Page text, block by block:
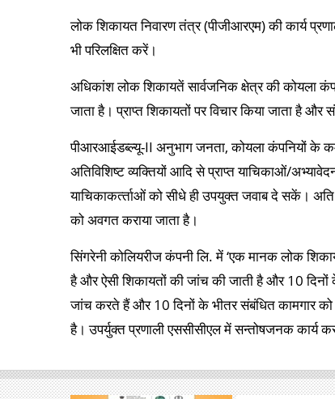
लोक शिकायत निवारण तंत्र (पीजीआरएम) की कार्य
भी परिलक्षित करें।
अधिकांश लोक शिकायतें सार्वजनिक क्षेत्र की कोयला
जाता है। प्राप्‍त शिकायतों पर विचार किया जाता है
पीआरआईडब्‍ल्‍यू-II अनुभाग जनता, कोयला कंपनियों के
अतिविशिष्‍ट व्‍यक्‍तियों आदि से प्राप्‍त याचिकाओं/
याचिकाकर्त्‍ताओं को सीधे ही उपयुक्‍त जवाब दे सकें। अति
को अवगत कराया जाता है।
सिंगरेनी कोलियरीज कंपनी लि. में ‘एक मानक लोक
है और ऐसी शिकायतों की जांच की जाती है और 10 दिनों
जांच करते हैं और 10 दिनों के भीतर संबंधित कामगार
है। उपर्युक्‍त प्रणाली एससीसीएल में सन्‍तोषजनक कार्य